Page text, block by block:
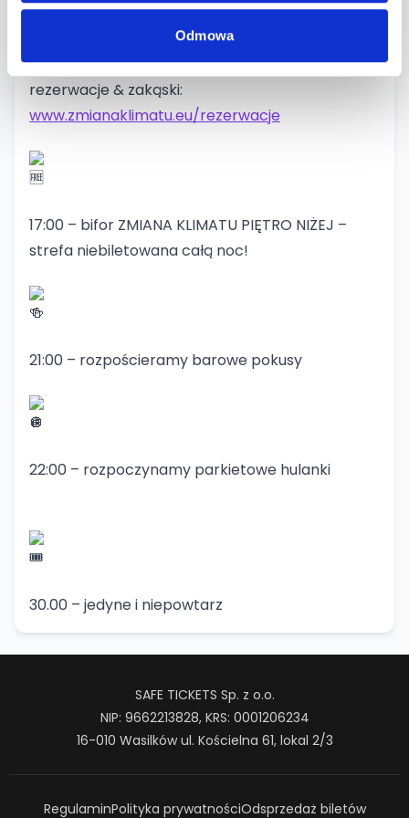
Odmowa
rezerwacje & zakąski:
www.zmianaklimatu.eu/rezerwacje
17:00 – bifor ZMIANA KLIMATU PIĘTRO NIŻEJ –
strefa niebiletowana całą noc!
21:00 – rozpościeramy barowe pokusy
22:00 – rozpoczynamy parkietowe hulanki
30.00 – jedyne i niepowtarz
SAFE TICKETS Sp. z o.o.
NIP: 9662213828, KRS: 0001206234
16-010 Wasilków ul. Kościelna 61, lokal 2/3
RegulaminPolityka prywatnościOdsprzedaż biletów